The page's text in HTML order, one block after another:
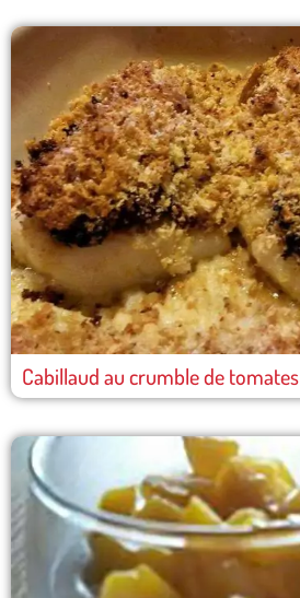
Cabillaud au crumble de tomates